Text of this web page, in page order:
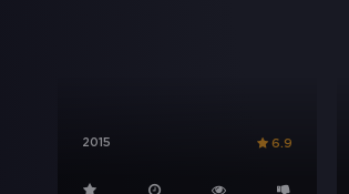
2015 6.9